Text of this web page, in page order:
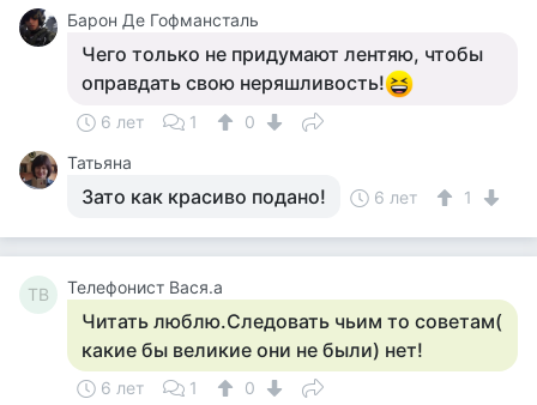
Барон Де Гофмансталь
Чего только не придумают лентяю, чтобы
оправдать свою неряшливость!
6 лет 1
0
Татьяна
Зато как красиво подано! 6 лет 1
ТВ Телефонист Вася.а
Читать люблю.Следовать чьим то советам(
какие бы великие они не были) нет!
6 лет 1 0